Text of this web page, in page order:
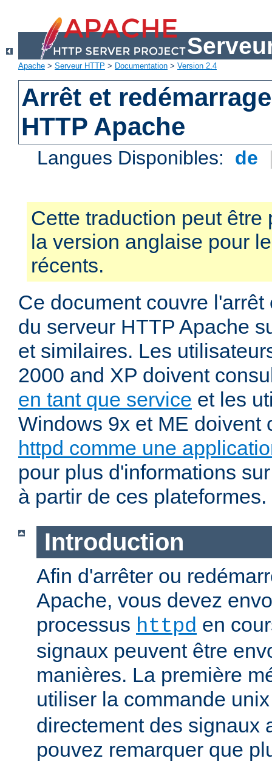
Apache > Serveur HTTP > Documentation > Version 2.4
Arrêt et
HTTP Apache
Langues Disponibles: de
Cette traduction peut être
la version anglaise pour
récents.
Ce document couvre
du serveur HTTP Apache
et similaires. Les
2000 and XP doivent
en tant que service et les
Windows 9x et ME doivent
httpd comme une
pour plus d'informations
à partir de ces plateformes.
Introduction
Afin d'arrêter ou
Apache, vous devez
processus httpd en
signaux peuvent être
manières. La première
utiliser la commande
directement des signaux
pouvez remarquer que